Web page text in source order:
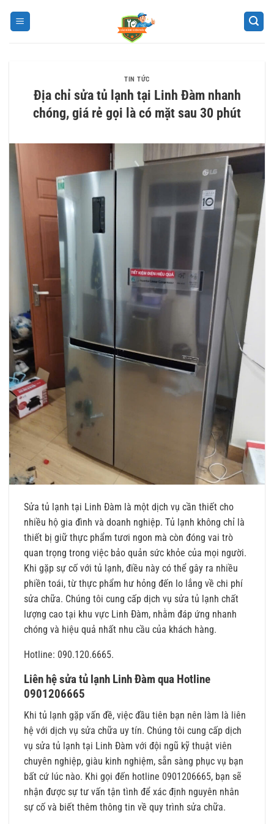
TIN TỨC
Địa chỉ sửa tủ lạnh tại Linh Đàm nhanh
chóng, giá rẻ gọi là có mặt sau 30 phút
Sửa tủ lạnh tại Linh Đàm là một dịch vụ cần thiết cho
nhiều hộ gia đình và doanh nghiệp. Tủ lạnh không chỉ là
thiết bị giữ thực phẩm tươi ngon mà còn đóng vai trò
quan trọng trong việc bảo quản sức khỏe của mọi người.
Khi gặp sự cố với tủ lạnh, điều này có thể gây ra nhiều
phiền toái, từ thực phẩm hư hỏng đến lo lắng về chi phí
sửa chữa. Chúng tôi cung cấp dịch vụ sửa tủ lạnh chất
lượng cao tại khu vực Linh Đàm, nhằm đáp ứng nhanh
chóng và hiệu quả nhất nhu cầu của khách hàng.
Hotline: 090.120.6665.
Liên hệ sửa tủ lạnh Linh Đàm qua Hotline
0901206665
Khi tủ lạnh gặp vấn đề, việc đầu tiên bạn nên làm là liên
hệ với dịch vụ sửa chữa uy tín. Chúng tôi cung cấp dịch
vụ sửa tủ lạnh tại Linh Đàm với đội ngũ kỹ thuật viên
chuyên nghiệp, giàu kinh nghiệm, sẵn sàng phục vụ bạn
bất cứ lúc nào. Khi gọi đến hotline 0901206665, bạn sẽ
nhận được sự tư vấn tận tình để xác định nguyên nhân
sự cố và biết thêm thông tin về quy trình sửa chữa.